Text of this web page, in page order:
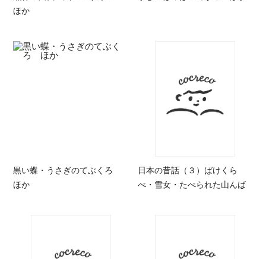
ほか
黒い蝶・うさぎのてぶくろ
ほか
日本の昔話（３）ばけくら
べ・雪女・たべられた山んば